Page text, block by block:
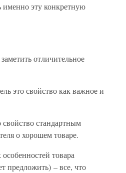
именно эту конкретную
отличительное
это свойство как важное и
стандартным
о хорошем товаре.
товара
предложить) – все, что